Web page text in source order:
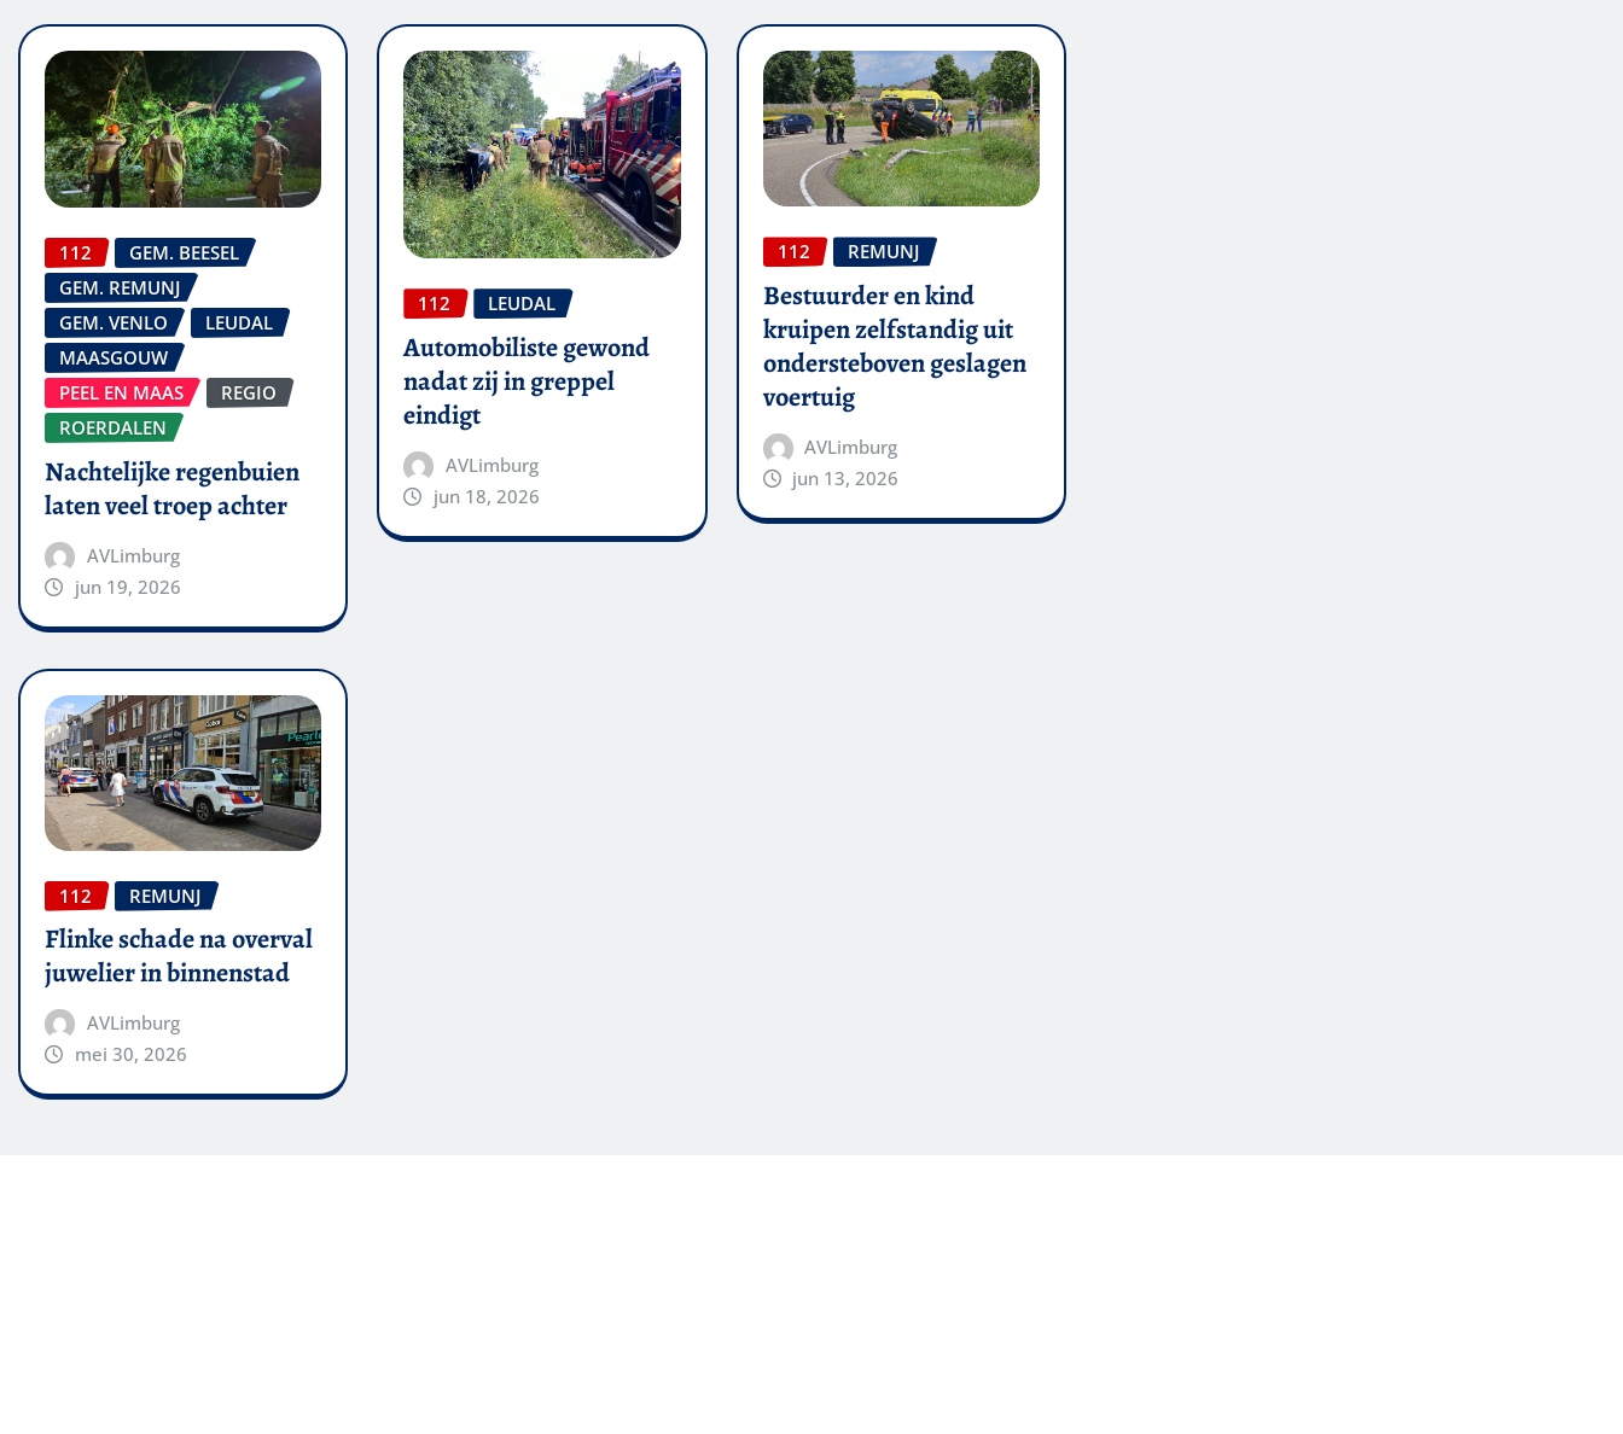
112
GEM. BEESEL
GEM. REMUNJ
GEM. VENLO
LEUDAL
MAASGOUW
PEEL EN MAAS
REGIO
ROERDALEN
Nachtelijke regenbuien
laten veel troep achter
AVLimburg
jun 19, 2026
112 LEUDAL
Automobiliste gewond
nadat zij in greppel
eindigt
AVLimburg
jun 18, 2026
112 REMUNJ
Bestuurder en kind
kruipen zelfstandig uit
ondersteboven geslagen
voertuig
AVLimburg
jun 13, 2026
112 REMUNJ
Flinke schade na overval
juwelier in binnenstad
AVLimburg
mei 30, 2026